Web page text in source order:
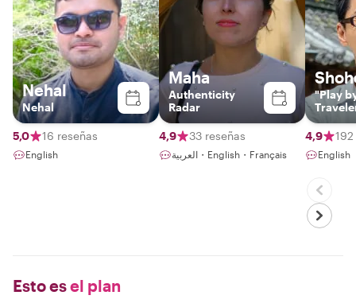
Nehal
Nehal
5,0 16 reseñas
English
Maha
Authenticity
Radar
4,9 33 reseñas
العربية・English・Français
"Play
4,9
English
Esto esel plan